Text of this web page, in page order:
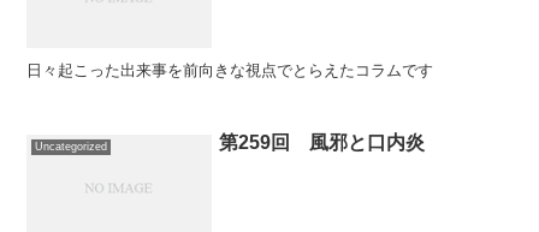
日々起こった出来事を前向きな視点でとらえたコラムです
Uncategorized 第259回 風邪と口内炎